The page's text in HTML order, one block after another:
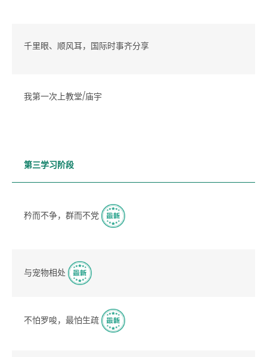
千里眼、顺风耳，国际时事齐分享
我第一次上教堂/庙宇
第三学习阶段
矜而不争，群而不党
与宠物相处
不怕罗唆，最怕生疏